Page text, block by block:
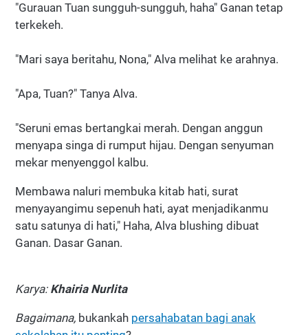
"Gurauan Tuan sungguh-sungguh, haha" Ganan tetap
terkekeh.
"Mari saya beritahu, Nona," Alva melihat ke arahnya.
"Apa, Tuan?" Tanya Alva.
"Seruni emas bertangkai merah. Dengan anggun
menyapa singa di rumput hijau. Dengan senyuman
mekar menyenggol kalbu.
Membawa naluri membuka kitab hati, surat
menyayangimu sepenuh hati, ayat menjadikanmu
satu satunya di hati," Haha, Alva blushing dibuat
Ganan. Dasar Ganan.
Karya: Khairia Nurlita
Bagaimana, bukankah persahabatan bagi anak